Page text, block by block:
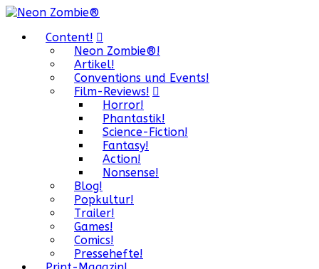
Content!
Neon Zombie®!
Artikel!
Conventions und Events!
Film-Reviews!
Horror!
Phantastik!
Science-Fiction!
Fantasy!
Action!
Nonsense!
Blog!
Popkultur!
Trailer!
Games!
Comics!
Pressehefte!